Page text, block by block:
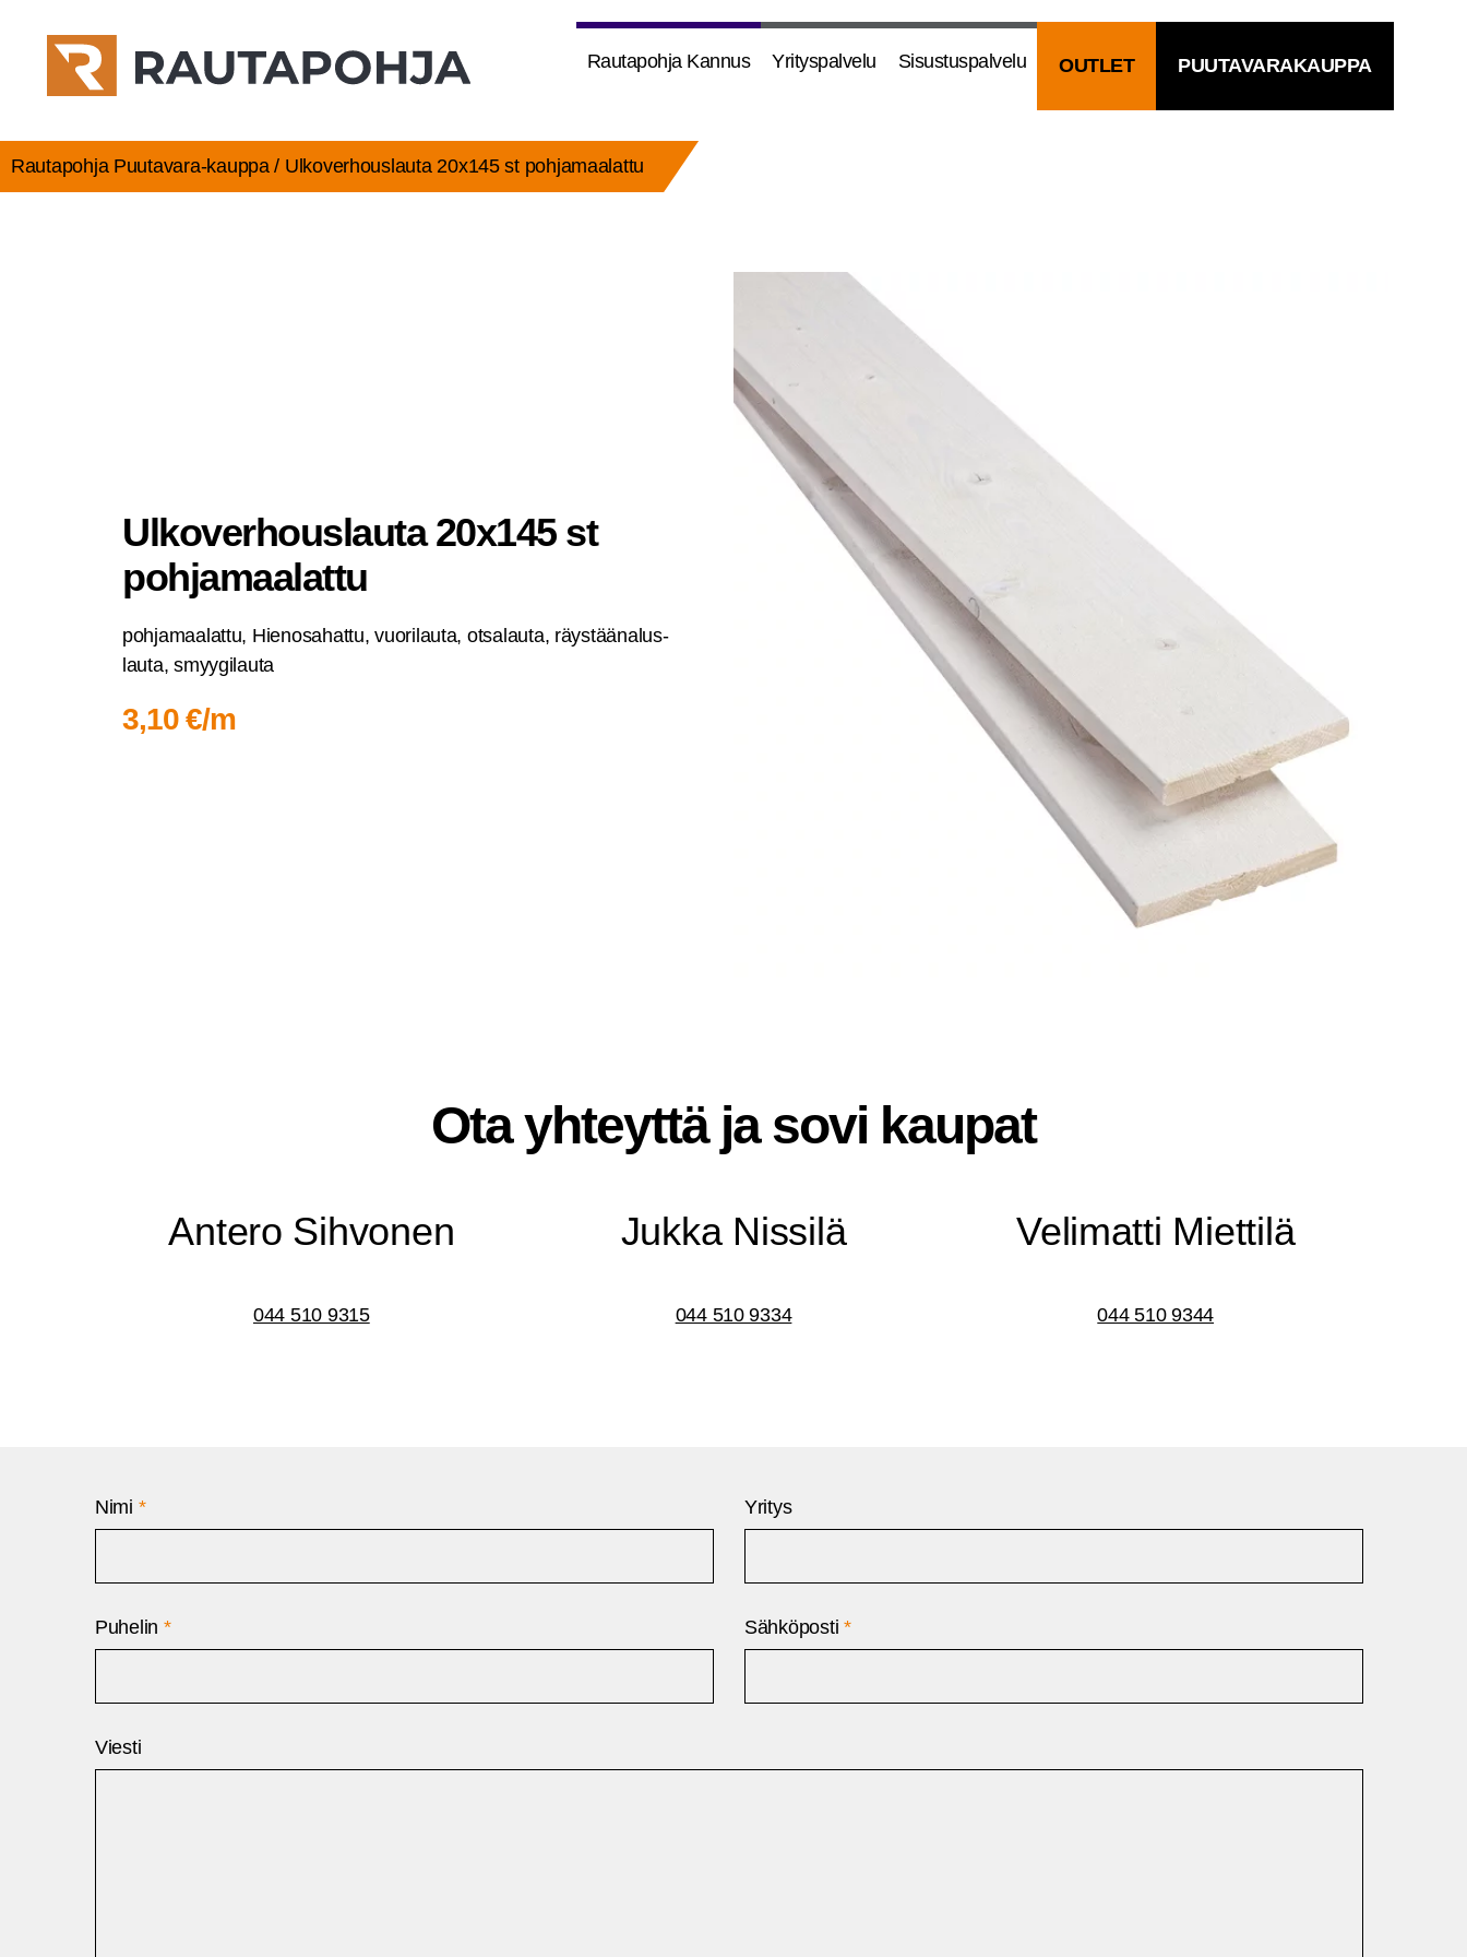
Rau­ta­poh­ja Kannus Yri­tys­pal­ve­lu Sisus­tus­pal­ve­lu OUT­LET PUU­TA­VA­RA­KAUP­PA
Rautapohja Puutavara-kauppa / Ulko­ver­hous­lau­ta 20x145 st pohjamaalattu
Ulko­ver­hous­lau­ta 20x145 st
pohjamaalattu
poh­ja­maa­lat­tu, Hien­osa­hat­tu, vuo­ri­lau­ta, otsa­lau­ta, räys­tää­na­lus­
lau­ta, smyygilauta
3,10 €/m
Ota yhteyt­tä ja sovi kaupat
Ante­ro Sihvonen
044 510 9315
Juk­ka Nissilä
044 510 9334
Veli­mat­ti Miettilä
044 510 9344
Nimi * Yritys
Puhelin * Sähköposti*
Viesti